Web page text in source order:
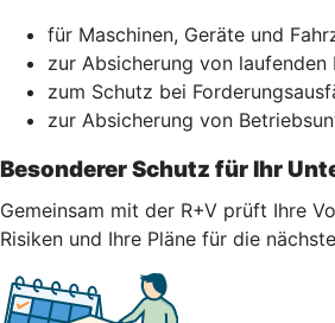
für Maschinen, Geräte und
zur Absicherung von laufenden
zum Schutz bei
zur Absicherung von
Besonderer Schutz für Ihr
Gemeinsam mit der R+V prüft Ihre
Risiken und Ihre Pläne für die